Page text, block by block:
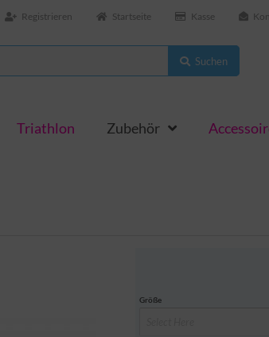
Registrieren Startseite Kasse
Suchen
Triathlon Zubehör
Größe